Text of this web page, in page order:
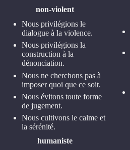
non-violent
Nous privilégions le
dialogue à la violence.
Nous privilégions la
construction à la
dénonciation.
Nous ne cherchons pas à
imposer quoi que ce soit.
Nous évitons toute forme
de jugement.
Nous cultivons le calme et
la sérénité.
humaniste